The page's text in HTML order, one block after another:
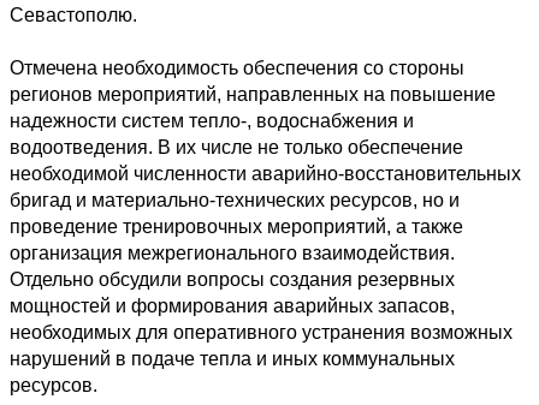
Севастополю.
Отмечена необходимость обеспечения со стороны
регионов мероприятий, направленных на повышение
надежности систем тепло-, водоснабжения и
водоотведения. В их числе не только обеспечение
необходимой численности аварийно-восстановительных
бригад и материально-технических ресурсов, но и
проведение тренировочных мероприятий, а также
организация межрегионального взаимодействия.
Отдельно обсудили вопросы создания резервных
мощностей и формирования аварийных запасов,
необходимых для оперативного устранения возможных
нарушений в подаче тепла и иных коммунальных
ресурсов.